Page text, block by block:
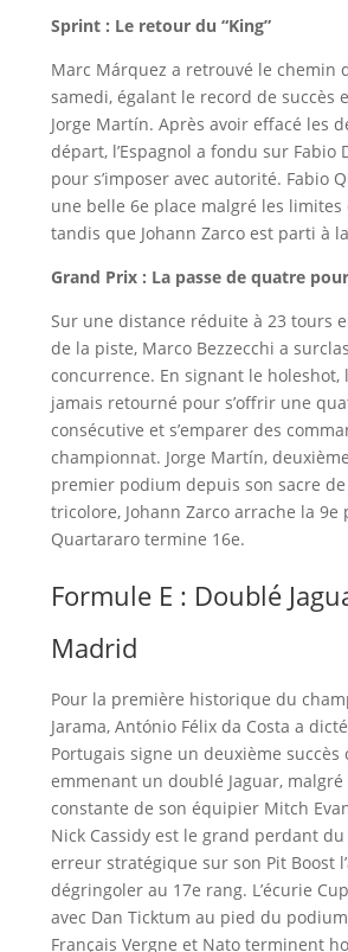
Sprint : Le retour du “King”
Marc Márquez a retrouvé le chemin
samedi, égalant le record de succès
Jorge Martín. Après avoir effacé les
départ, l’Espagnol a fondu sur Fabio
pour s’imposer avec autorité. Fabio
une belle 6e place malgré les limites
tandis que Johann Zarco est parti à
Grand Prix : La passe de quatre
Sur une distance réduite à 23 tours
de la piste, Marco Bezzecchi a
concurrence. En signant le holeshot,
jamais retourné pour s’offrir une
consécutive et s’emparer des
championnat. Jorge Martín,
premier podium depuis son sacre de
tricolore, Johann Zarco arrache la 9e
Quartararo termine 16e.
Formule E : Doublé
Madrid
Pour la première historique du
Jarama, António Félix da Costa a
Portugais signe un deuxième succès
emmenant un doublé Jaguar,
constante de son équipier Mitch
Nick Cassidy est le grand perdant
erreur stratégique sur son Pit Boost
dégringoler au 17e rang. L’écurie
avec Dan Ticktum au pied du
Français Vergne et Nato terminent